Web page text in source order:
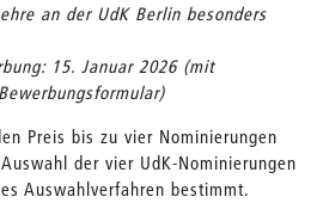
an der UdK Berlin besonders
15. Januar 2026 (mit
Preis bis zu vier Nominierungen
der vier UdK-Nominierungen
Auswahlverfahren bestimmt.